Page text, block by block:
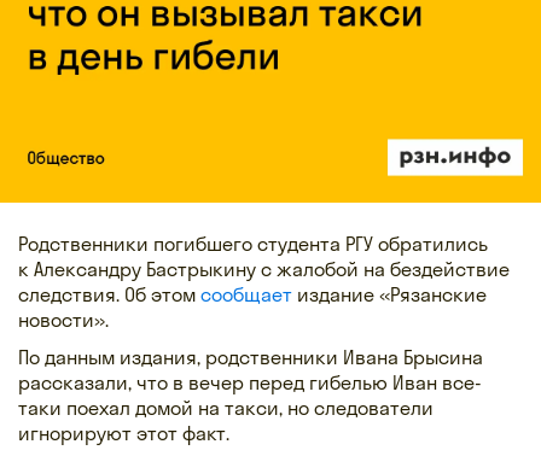
Родственники погибшего студента РГУ обратились
к Александру Бастрыкину с жалобой на бездействие
следствия. Об этом сообщает издание «Рязанские
новости».
По данным издания, родственники Ивана Брысина
рассказали, что в вечер перед гибелью Иван все-
таки поехал домой на такси, но следователи
игнорируют этот факт.